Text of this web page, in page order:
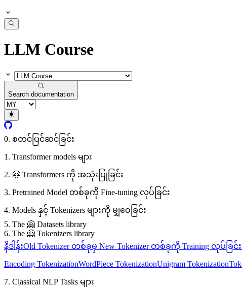
LLM Course
Search documentation
0. စတင်ပြင်ဆင်ခြင်း
1. Transformer models များ
2. 🤗 Transformers ကို အသုံးပြုခြင်း
3. Pretrained Model တစ်ခုကို Fine-tuning လုပ်ခြင်း
4. Models နှင့် Tokenizers များကို မျှဝေခြင်း
5. The 🤗 Datasets library
6. The 🤗 Tokenizers library
နိဒါန်းOld Tokenizer တစ်ခုမှ New Tokenizer တစ်ခုကို Training လုပ်ခြင်း
Encoding TokenizationWordPiece TokenizationUnigram Tokenization
7. Classical NLP Tasks များ